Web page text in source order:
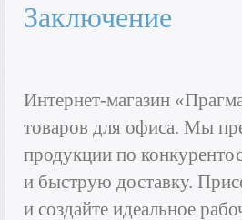
Заключение
Интернет-магазин
товаров для офиса. Мы
продукции по
и быструю доставку.
и создайте идеальное